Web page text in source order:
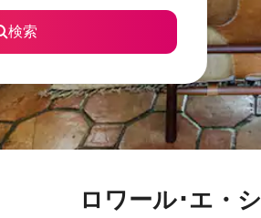
検索
ロワール･エ・